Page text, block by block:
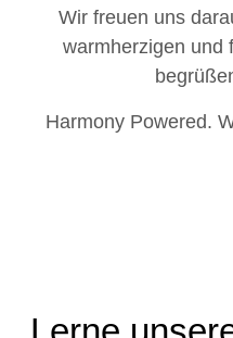
Wir freuen uns
warmherzigen und
Harmony Powered.